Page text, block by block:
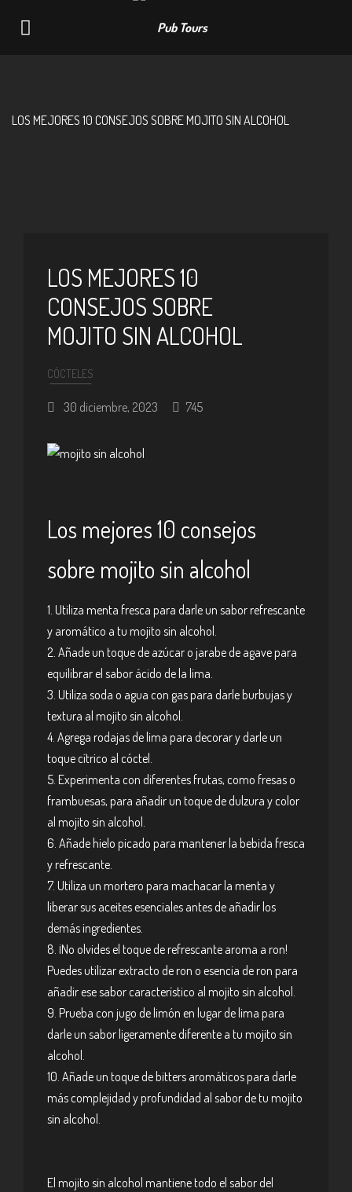
Navigation
LOS MEJORES 10 CONSEJOS SOBRE MOJITO SIN ALCOHOL
LOS MEJORES 10
CONSEJOS SOBRE
MOJITO SIN ALCOHOL
CÓCTELES
30 diciembre, 2023 745
Los mejores 10 consejos
sobre mojito sin alcohol
1. Utiliza menta fresca para darle un sabor refrescante
y aromático a tu mojito sin alcohol.
2. Añade un toque de azúcar o jarabe de agave para
equilibrar el sabor ácido de la lima.
3. Utiliza soda o agua con gas para darle burbujas y
textura al mojito sin alcohol.
4. Agrega rodajas de lima para decorar y darle un
toque cítrico al cóctel.
5. Experimenta con diferentes frutas, como fresas o
frambuesas, para añadir un toque de dulzura y color
al mojito sin alcohol.
6. Añade hielo picado para mantener la bebida fresca
y refrescante.
7. Utiliza un mortero para machacar la menta y
liberar sus aceites esenciales antes de añadir los
demás ingredientes.
8. ¡No olvides el toque de refrescante aroma a ron!
Puedes utilizar extracto de ron o esencia de ron para
añadir ese sabor característico al mojito sin alcohol.
9. Prueba con jugo de limón en lugar de lima para
darle un sabor ligeramente diferente a tu mojito sin
alcohol.
10. Añade un toque de bitters aromáticos para darle
más complejidad y profundidad al sabor de tu mojito
sin alcohol.
El mojito sin alcohol mantiene todo el sabor del